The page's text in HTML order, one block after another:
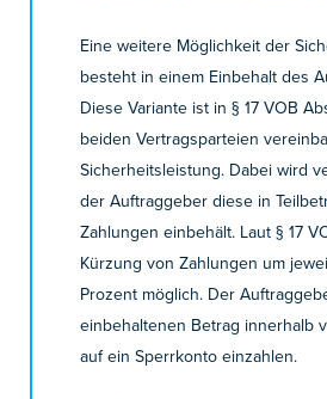
Eine weitere Möglichkeit der
besteht in einem Einbehalt des
Diese Variante ist in § 17 VOB
beiden Vertragsparteien
Sicherheitsleistung. Dabei wird
der Auftraggeber diese in
Zahlungen einbehält. Laut § 17
Kürzung von Zahlungen um
Prozent möglich. Der
einbehaltenen Betrag innerhalb
auf ein Sperrkonto einzahlen.